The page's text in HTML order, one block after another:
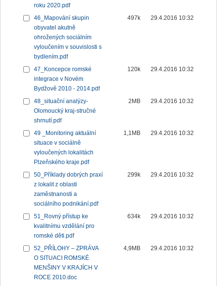
roku 2020.pdf
46_Mapování skupin
obyvatel akutně
ohrožených sociálním
vyloučením v souvislosti s
bydlením.pdf
497k 29.4.2016 10:32
47_Koncepce romské
integrace v Novém
Bydžově 2010 - 2014.pdf
120k 29.4.2016 10:32
48_situační analýzy-
Olomoucký kraj-stručné
shrnutí.pdf
2MB 29.4.2016 10:32
49 _Monitoring aktuální
situace v sociálně
vyloučených lokalitách
Plzeňského kraje.pdf
1,1MB 29.4.2016 10:32
50_Příklady dobrých praxí
z lokalit z oblasti
zaměstnanosti a
sociálního podnikání.pdf
299k 29.4.2016 10:32
51_Rovný přístup ke
kvalitnímu vzdělání pro
romské děti.pdf
634k 29.4.2016 10:32
52_PŘÍLOHY – ZPRÁVA
O SITUACI ROMSKÉ
MENŠINY V KRAJÍCH V
ROCE 2010.doc
4,9MB 29.4.2016 10:32